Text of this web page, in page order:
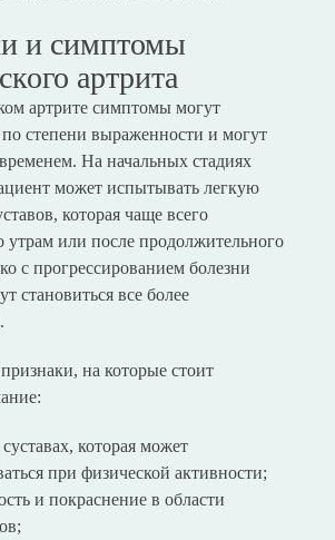
и симптомы
артрита
артрите симптомы могут
по степени выраженности и могут
На начальных стадиях
может испытывать легкую
которая чаще всего
утрам или после продолжительного
с прогрессированием болезни
становиться все более
на которые стоит
которая может
при физической активности;
и покраснение в области